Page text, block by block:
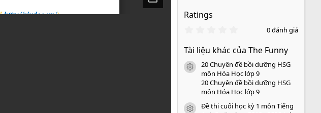
Ratings
0
0
s
a
o
0 đánh giá
Tài liệu khác của The Funny
icon tài liệu
20 Chuyên đề bồi dưỡng HSG
môn Hóa Học lớp 9
20 Chuyên đề bồi dưỡng HSG
môn Hóa Học lớp 9
icon tài liệu
Đề thi cuối học kỳ 1 môn Tiếng